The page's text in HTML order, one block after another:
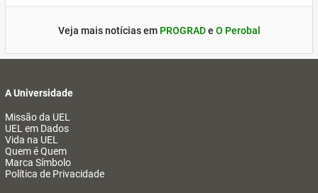
Veja mais notícias em PROGRADe O Perobal
A Universidade
Missão da UEL
UEL em Dados
Vida na UEL
Quem é Quem
Marca Símbolo
Política de Privacidade